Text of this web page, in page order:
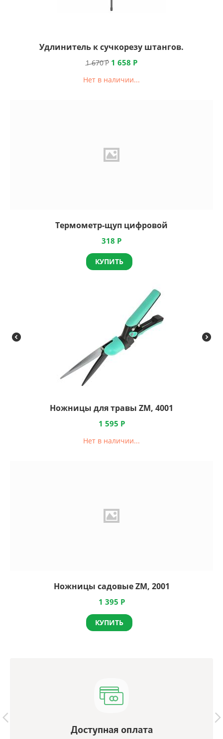
Удлинитель к сучкорезу штангов.
1 670Р 1 658 Р
Нет в наличии...
Термометр-щуп цифровой
318 Р
КУПИТЬ
Ножницы для травы ZM, 4001
1 595 Р
Нет в наличии...
Ножницы садовые ZM, 2001
1 395 Р
КУПИТЬ
Доступная оплата